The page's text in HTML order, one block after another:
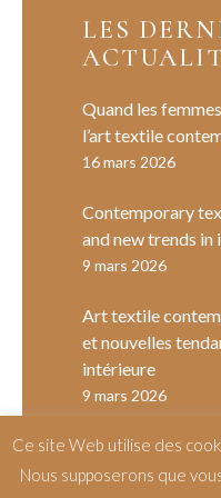
LES
Quand les
l’art textile
16 mars 2026
Contemporary
and new trends
9 mars 2026
Art textile
et nouvelles
intérieure
9 mars 2026
Ce site Web utilise des
Nous supposerons que